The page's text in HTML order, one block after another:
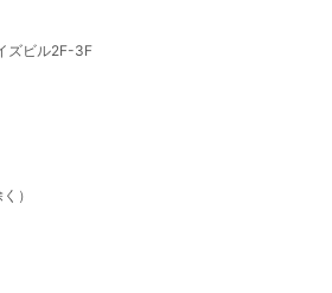
ズビル2F-3F
）